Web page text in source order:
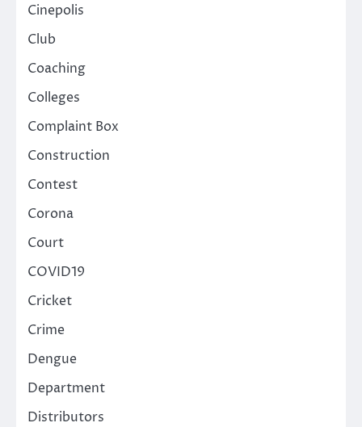
Cinepolis
Club
Coaching
Colleges
Complaint Box
Construction
Contest
Corona
Court
COVID19
Cricket
Crime
Dengue
Department
Distributors